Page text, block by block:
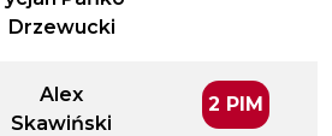
Drzewucki
Alex
Skawiński
2 PIM